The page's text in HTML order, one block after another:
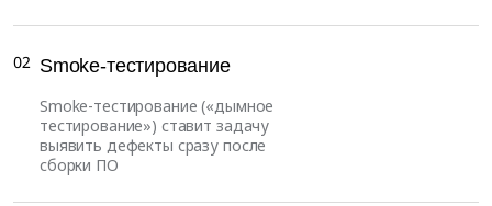
Smoke-тестирование
Smoke-тестирование («дымное
тестирование») ставит задачу
выявить дефекты сразу после
сборки ПО
02